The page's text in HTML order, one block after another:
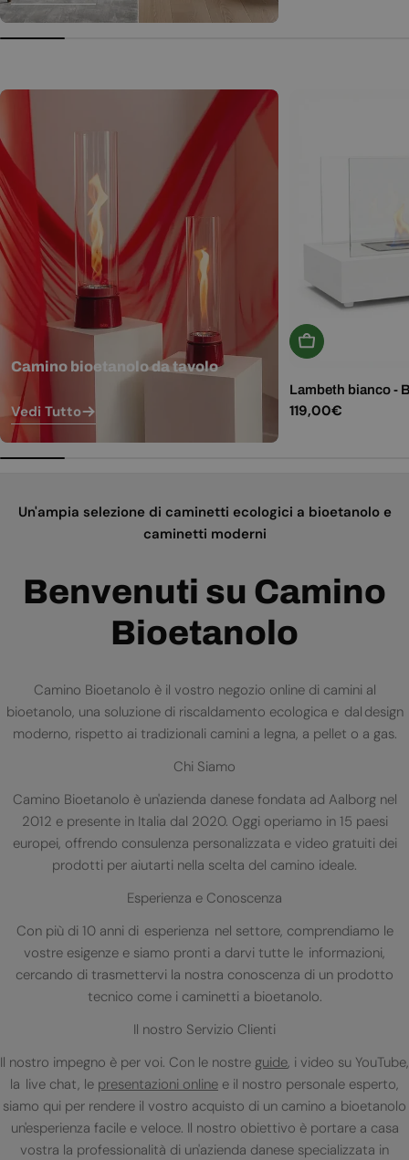
Camino bioetanolo da tavolo
Vedi Tutto
Aggiungi Al
Lambeth bianco -
Prezzo
119,00€
Un'ampia selezione di caminetti ecologici a bioetanolo e
caminetti moderni
Benvenuti su Camino
Bioetanolo
Camino Bioetanolo è il vostro negozio online di camini al
bioetanolo, una soluzione di riscaldamento ecologica e dal design
moderno, rispetto ai tradizionali camini a legna, a pellet o a gas.
Chi Siamo
Camino Bioetanolo è un'azienda danese fondata ad Aalborg nel
2012 e presente in Italia dal 2020. Oggi operiamo in 15 paesi
europei, offrendo consulenza personalizzata e video gratuiti dei
prodotti per aiutarti nella scelta del camino ideale.
Esperienza e Conoscenza
Con più di 10 anni di esperienza nel settore, comprendiamo le
vostre esigenze e siamo pronti a darvi tutte le informazioni,
cercando di trasmettervi la nostra conoscenza di un prodotto
tecnico come i caminetti a bioetanolo.
Il nostro Servizio Clienti
Il nostro impegno è per voi. Con le nostre guide, i video su YouTube,
la live chat, le presentazioni online e il nostro personale esperto,
siamo qui per rendere il vostro acquisto di un camino a bioetanolo
un'esperienza facile e veloce. Il nostro obiettivo è portare a casa
vostra la professionalità di un'azienda danese specializzata in